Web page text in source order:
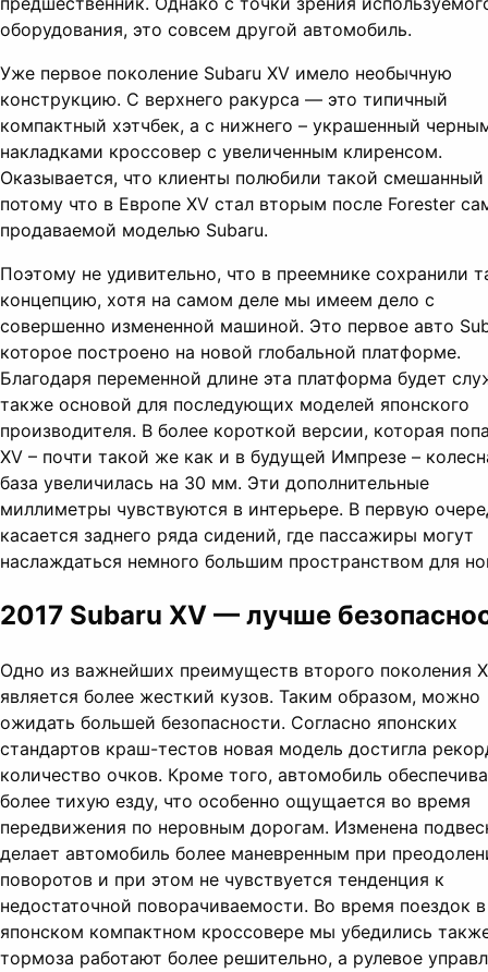
оборудования, это совсем другой автомобиль.
Уже первое поколение Subaru XV имело необычную
конструкцию. С верхнего ракурса — это типичный
компактный хэтчбек, а с нижнего – украшенный
накладками кроссовер с увеличенным клиренсом.
Оказывается, что клиенты полюбили такой смешанный
потому что в Европе XV стал вторым после Forester
продаваемой моделью Subaru.
Поэтому не удивительно, что в преемнике сохранили
концепцию, хотя на самом деле мы имеем дело с
совершенно измененной машиной. Это первое авто
которое построено на новой глобальной платформе.
Благодаря переменной длине эта платформа будет
также основой для последующих моделей японского
производителя. В более короткой версии, которая
XV – почти такой же как и в будущей Импрезе –
база увеличилась на 30 мм. Эти дополнительные
миллиметры чувствуются в интерьере. В первую
касается заднего ряда сидений, где пассажиры могут
наслаждаться немного большим пространством для
2017 Subaru XV — лучше
Одно из важнейших преимуществ второго поколения
является более жесткий кузов. Таким образом, можно
ожидать большей безопасности. Согласно японских
стандартов краш-тестов новая модель достигла
количество очков. Кроме того, автомобиль
более тихую езду, что особенно ощущается во время
передвижения по неровным дорогам. Изменена
делает автомобиль более маневренным при
поворотов и при этом не чувствуется тенденция к
недостаточной поворачиваемости. Во время поездок в
японском компактном кроссовере мы убедились
тормоза работают более решительно, а рулевое